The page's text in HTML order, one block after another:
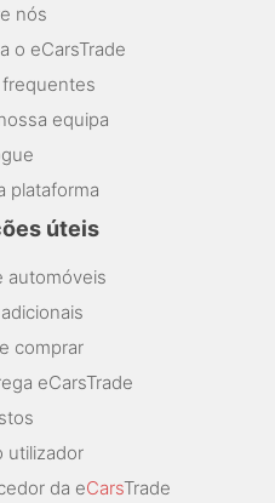
nós
o eCarsTrade
equipa
plataforma
úteis
automóveis
comprar
eCarsTrade
utilizador
da eCarsTrade